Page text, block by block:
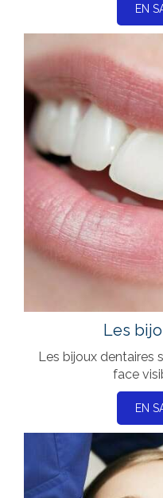
EN
Les
Les bijoux dentaires
face
EN